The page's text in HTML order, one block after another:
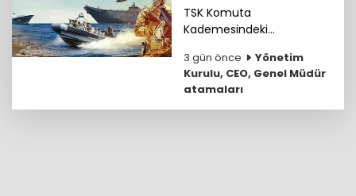
TSK Komuta
Kademesindeki
haberimizde...
3 gün önce
Yönetim
Kurulu, CEO, Genel Müdür
atamaları